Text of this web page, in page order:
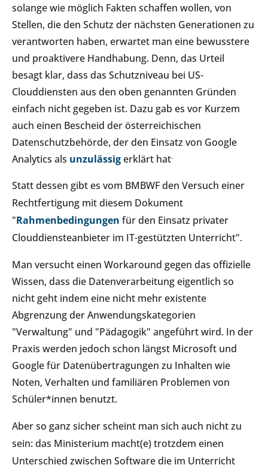
solange wie möglich Fakten schaffen wollen, von
Stellen, die den Schutz der nächsten Generationen zu
verantworten haben, erwartet man eine bewusstere
und proaktivere Handhabung. Denn, das Urteil
besagt klar, dass das Schutzniveau bei US-
Clouddiensten aus den oben genannten Gründen
einfach nicht gegeben ist. Dazu gab es vor Kurzem
auch einen Bescheid der österreichischen
Datenschutzbehörde, der den Einsatz von Google
Analytics als unzulässigerklärt hat.
Statt dessen gibt es vom BMBWF den Versuch einer
Rechtfertigung mit diesem Dokument
"Rahmenbedingungen für den Einsatz privater
Clouddiensteanbieter im IT-gestützten Unterricht".
Man versucht einen Workaround gegen das offizielle
Wissen, dass die Datenverarbeitung eigentlich so
nicht geht indem eine nicht mehr existente
Abgrenzung der Anwendungskategorien
"Verwaltung" und "Pädagogik" angeführt wird. In der
Praxis werden jedoch schon längst Microsoft und
Google für Datenübertragungen zu Inhalten wie
Noten, Verhalten und familiären Problemen von
Schüler*innen benutzt.
Aber so ganz sicher scheint man sich auch nicht zu
sein: das Ministerium macht(e) trotzdem einen
Unterschied zwischen Software die im Unterricht